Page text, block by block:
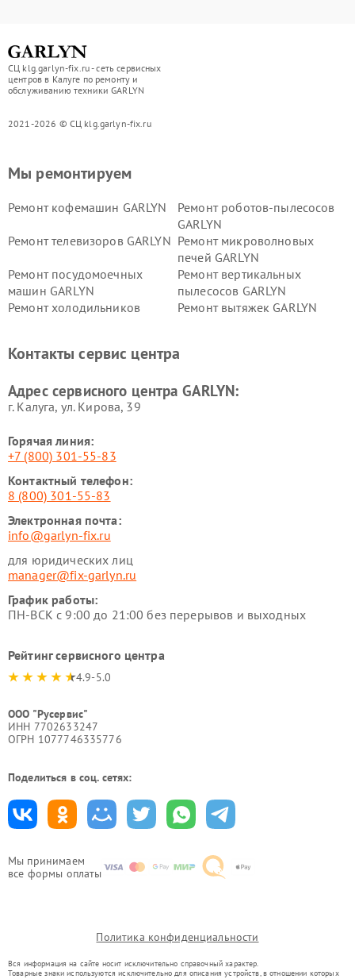
СЦ klg.garlyn-fix.ru - сеть сервисных
центров в Калуге по ремонту и
обслуживанию техники GARLYN
2021-2026 © СЦ klg.garlyn-fix.ru
Мы принимаем
все формы оплаты
Мы ремонтируем
Ремонт кофемашин GARLYN
Ремонт роботов-пылесосов
GARLYN
Ремонт телевизоров GARLYN Ремонт микроволновых
печей GARLYN
Ремонт посудомоечных
машин GARLYN
Ремонт вертикальных
пылесосов GARLYN
Ремонт холодильников
Ремонт вытяжек GARLYN
стеклоочистителей GARLYN
GARLYN
GARLYN
Контакты сервис центра
Адрес сервисного центра GARLYN:
г. Калуга, ул. Кирова, 39
Горячая линия:
+7 (800) 301-55-83
Контактный телефон:
8 (800) 301-55-83
Электронная почта:
info@garlyn-fix.ru
для юридических лиц
manager@fix-garlyn.ru
График работы:
ПН-ВСК с 9:00 до 21:00 без перерывов и выходных
Рейтинг сервисного центра
4.9-5.0
ООО "Русервис"
ИНН 7702633247
ОГРН 1077746335776
Поделиться в соц. сетях:
Политика конфиденциальности
Вся информация на сайте носит исключительно справочный характер.
Товарные знаки используются исключительно для описания устройств, в отношении которых